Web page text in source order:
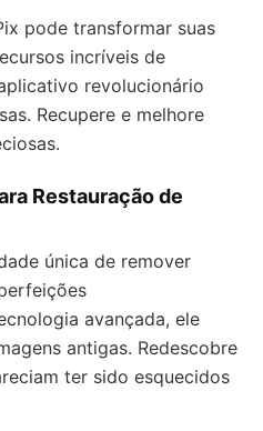
pode transformar suas
incríveis de
revolucionário
Recupere e melhore
Restauração de
única de remover
avançada, ele
antigas. Redescobre
ter sido esquecidos